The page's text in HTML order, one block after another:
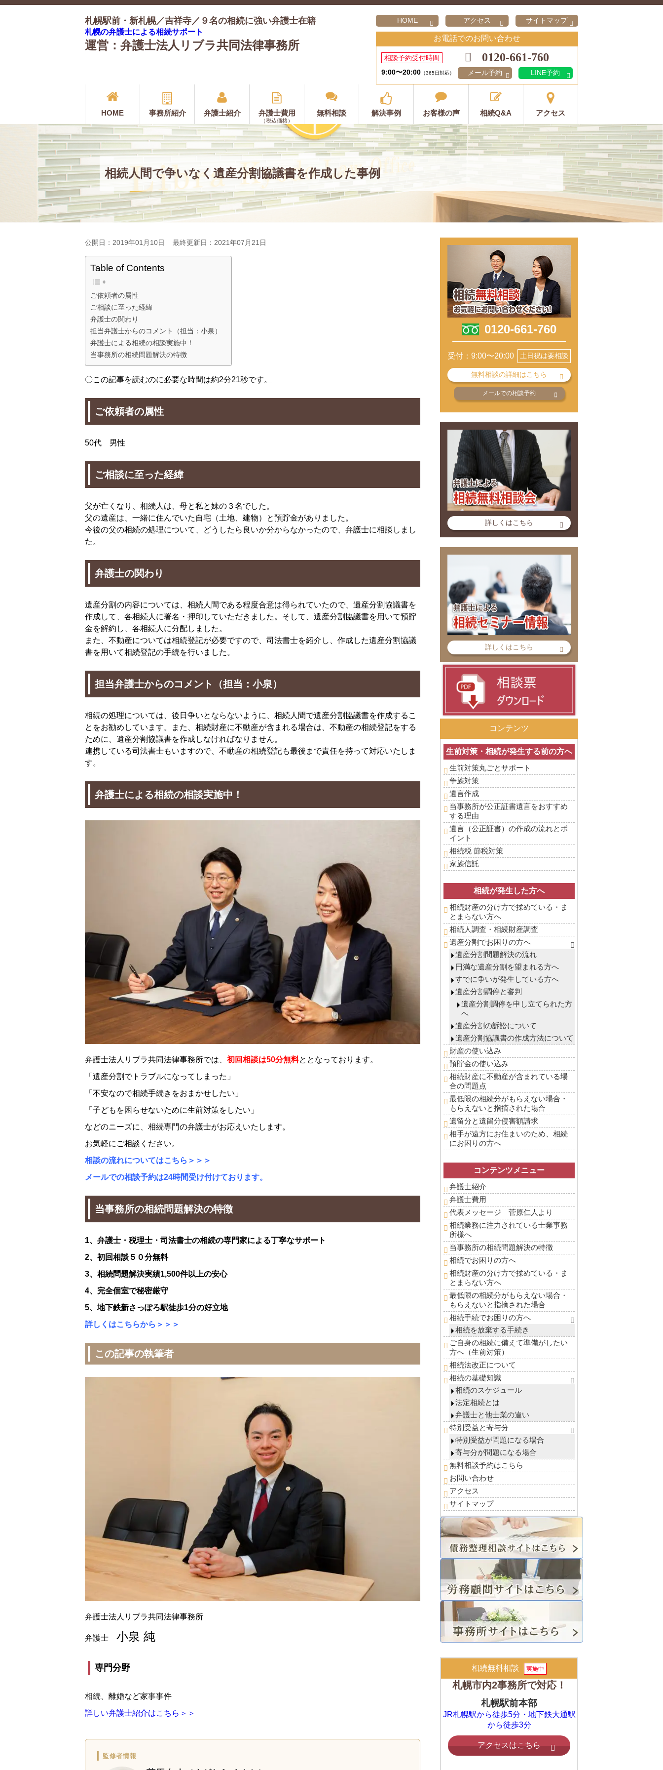
札幌駅前・新札幌／吉祥寺／９名の相続に強い弁護士在籍
札幌の弁護士による相続サポート
運営：弁護士法人リブラ共同法律事務所
HOME アクセス サイトマップ
お電話でのお問い合わせ
相談予約受付時間
9:00〜20:00 （365日対応）
0120-661-760
メール予約 LINE予約
HOME 事務所紹介 弁護士紹介 弁護士費用
（税込価格）
無料相談 解決事例 お客様の声 相続Q&A アクセス
相続人間で争いなく遺産分割協議書を作成した事例
公開日：2019年01月10日 最終更新日：2021年07月21日
Table of Contents
ご依頼者の属性
ご相談に至った経緯
弁護士の関わり
担当弁護士からのコメント（担当：小泉）
弁護士による相続の相談実施中！
当事務所の相続問題解決の特徴
〇この記事を読むのに必要な時間は約2分21秒です。
ご依頼者の属性
50代 男性
ご相談に至った経緯
父が亡くなり、相続人は、母と私と妹の３名でした。
父の遺産は、一緒に住んでいた自宅（土地、建物）と預貯金がありました。
今後の父の相続の処理について、どうしたら良いか分からなかったので、弁護士に相談しまし
た。
弁護士の関わり
遺産分割の内容については、相続人間である程度合意は得られていたので、遺産分割協議書を
作成して、各相続人に署名・押印していただきました。そして、遺産分割協議書を用いて預貯
金を解約し、各相続人に分配しました。
また、不動産については相続登記が必要ですので、司法書士を紹介し、作成した遺産分割協議
書を用いて相続登記の手続を行いました。
担当弁護士からのコメント（担当：小泉）
相続の処理については、後日争いとならないように、相続人間で遺産分割協議書を作成するこ
とをお勧めしています。また、相続財産に不動産が含まれる場合は、不動産の相続登記をする
ために、遺産分割協議書を作成しなければなりません。
連携している司法書士もいますので、不動産の相続登記も最後まで責任を持って対応いたしま
す。
弁護士による相続の相談実施中！
弁護士法人リブラ共同法律事務所では、 初回相談は50分無料ととなっております。
「遺産分割でトラブルになってしまった」
「不安なので相続手続きをおまかせしたい」
「子どもを困らせないために生前対策をしたい」
などのニーズに、相続専門の弁護士がお応えいたします。
お気軽にご相談ください。
相談の流れについてはこちら＞＞＞
メールでの相談予約は24時間受け付けております。
当事務所の相続問題解決の特徴
1、弁護士・税理士・司法書士の相続の専門家による丁寧なサポート
2、初回相談５０分無料
3、相続問題解決実績1,500件以上の安心
4、完全個室で秘密厳守
5、地下鉄新さっぽろ駅徒歩1分の好立地
詳しくはこちらから＞＞＞
この記事の執筆者
弁護士法人リブラ共同法律事務所
弁護士 小泉 純
専門分野
相続、離婚など家事事件
詳しい弁護士紹介はこちら＞＞
監修者情報
0120-661-760
受付：9:00〜20:00 土日祝は要相談
無料相談の詳細はこちら
メールでの相談予約
詳しくはこちら
詳しくはこちら
コンテンツ
生前対策・相続が発生する前の方へ
生前対策丸ごとサポート
争族対策
遺言作成
当事務所が公正証書遺言をおすすめ
する理由
遺言（公正証書）の作成の流れとポ
イント
相続税 節税対策
家族信託
相続が発生した方へ
相続財産の分け方で揉めている・ま
とまらない方へ
相続人調査・相続財産調査
遺産分割でお困りの方へ
遺産分割問題解決の流れ
円満な遺産分割を望まれる方へ
すでに争いが発生している方へ
遺産分割調停と審判
遺産分割調停を申し立てられた方
へ
遺産分割の訴訟について
遺産分割協議書の作成方法について
財産の使い込み
預貯金の使い込み
相続財産に不動産が含まれている場
合の問題点
最低限の相続分がもらえない場合・
もらえないと指摘された場合
遺留分と遺留分侵害額請求
相手が遠方にお住まいのため、相続
にお困りの方へ
コンテンツメニュー
弁護士紹介
弁護士費用
代表メッセージ 菅原仁人より
相続業務に注力されている士業事務
所様へ
当事務所の相続問題解決の特徴
相続でお困りの方へ
相続財産の分け方で揉めている・ま
とまらない方へ
最低限の相続分がもらえない場合・
もらえないと指摘された場合
相続手続でお困りの方へ
相続を放棄する手続き
ご自身の相続に備えて準備がしたい
方へ（生前対策）
相続法改正について
相続の基礎知識
相続のスケジュール
法定相続とは
弁護士と他士業の違い
特別受益と寄与分
特別受益が問題になる場合
寄与分が問題になる場合
無料相談予約はこちら
お問い合わせ
アクセス
サイトマップ
相続無料相談 実施中
札幌市内2事務所で対応！
札幌駅前本部
JR札幌駅から徒歩5分・地下鉄大通駅
から徒歩3分
アクセスはこちら